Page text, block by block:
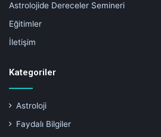
Astrolojide Dereceler Semineri
Eğitimler
İletişim
Kategoriler
Astroloji
Faydalı Bilgiler